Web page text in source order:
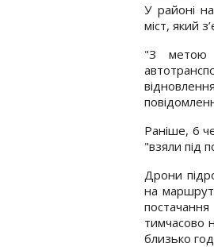
У районі
міст, який
"З метою
Раніше, 6
"взяли під
Дрони
на
тимчасово
близько